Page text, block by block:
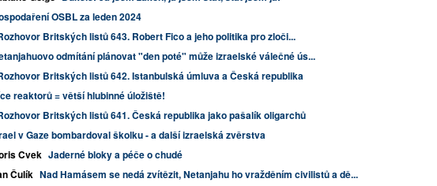
OSBL za leden 2024
Britských listů 643. Robert Fico a jeho politika pro zloči...
odmítání plánovat "den poté" může izraelské válečné ús...
Britských listů 642. Istanbulská úmluva a Česká republika
reaktorů = větší hlubinné úložiště!
Britských listů 641. Česká republika jako pašalík oligarchů
v Gaze bombardoval školku - a další izraelská zvěrstva
Cvek Jaderné bloky a péče o chudé
Čulík Nad Hamásem se nedá zvítězit, Netanjahu ho vražděním civilistů a dě...